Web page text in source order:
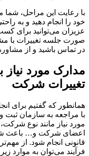
با رعایت این مراحل،
خود را انجام دهید و به
عزیزان می‌توانید برای
صورت جلسه تغییرات با
در تماس باشید و از
مدارک مورد
تغییرات شرکت
همانطور که گفتیم برای
با مراجعه به سازمان ثبت
مورد نیاز مانند نوع
اعضای شرکت و… باعث
قانونی انجام شود. از
فرآیند می‌توان به موارد